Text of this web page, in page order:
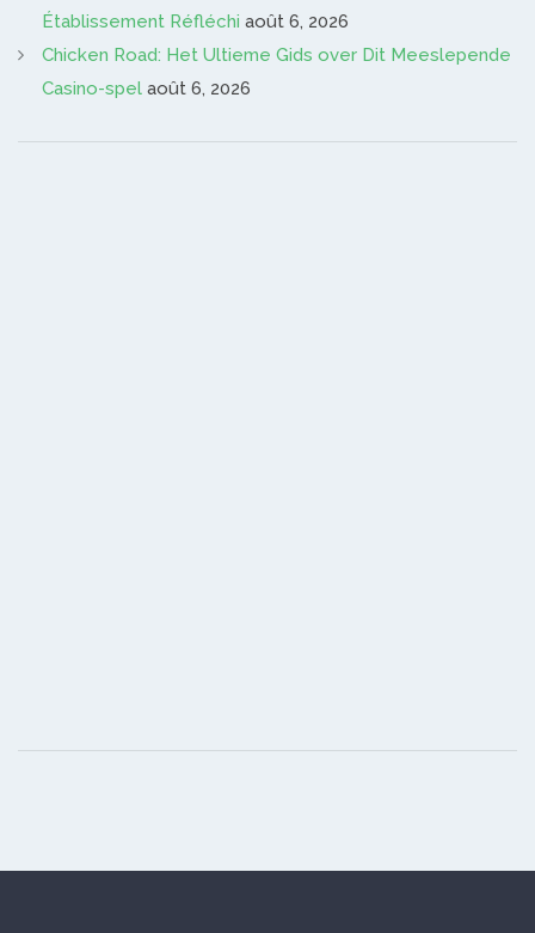
Établissement Réfléchi août 6, 2026
Chicken Road: Het Ultieme Gids over Dit Meeslepende
Casino-spel août 6, 2026